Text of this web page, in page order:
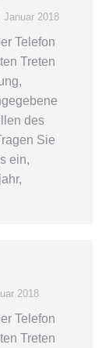
Januar 2018
Telefon
Treten
des
Sie
ein,
2018
Telefon
Treten